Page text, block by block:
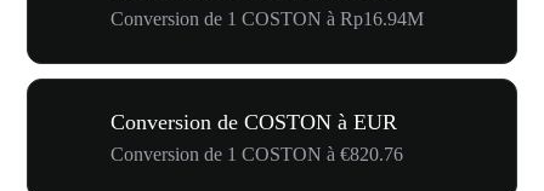
Conversion de 1 COSTON à Rp16.94M
Conversion de COSTON à EUR
Conversion de 1 COSTON à €820.76